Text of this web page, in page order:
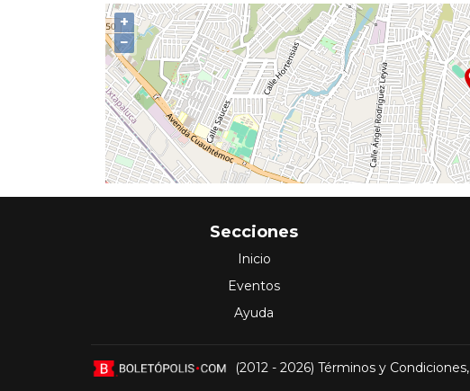
+
−
Secciones
Inicio
Eventos
Ayuda
(2012 - 2026) Términos y Condiciones,